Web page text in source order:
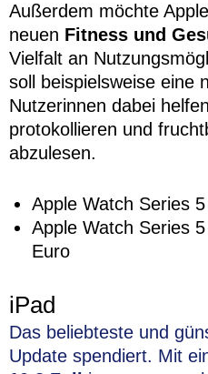
Außerdem möchte
neuen Fitness und
Vielfalt an
soll beispielsweise eine
Nutzerinnen dabei
protokollieren und
abzulesen.
Apple Watch Series
Apple Watch Series
Euro
iPad
Das beliebteste und
Update spendiert. Mit